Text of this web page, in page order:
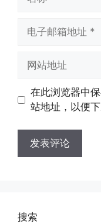
址
址
在此浏览器中
站地址，以便下
搜索